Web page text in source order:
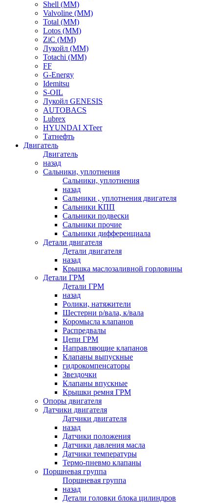
Shell (ММ)
Valvoline (ММ)
Total (ММ)
Lotos (ММ)
ZiC (ММ)
Лукойл (ММ)
Totachi (MM)
FF
G-Energy
Idemitsu
S-OIL
Лукойл GENESIS
AUTOBACS
Lubrex
HYUNDAI XTeer
Татнефть
Двигатель
Двигатель
назад
Сальники, уплотнения
Сальники, уплотнения
назад
Сальники , уплотнения двигателя
Сальники КПП
Сальники подвески
Сальники прочие
Сальники дифференциала
Детали двигателя
Детали двигателя
назад
Крышка маслозаливной горловины
Детали ГРМ
Детали ГРМ
назад
Ролики, натяжители
Шестерни р/вала, к/вала
Коромысла клапанов
Распредвалы
Цепи ГРМ
Направляющие клапанов
Клапаны выпускные
гидрокомпенсаторы
Звездочки
Клапаны впускные
Крышки ремня ГРМ
Опоры двигателя
Датчики двигателя
Датчики двигателя
назад
Датчики положения
Датчики давления масла
Датчики температуры
Термо-пневмо клапаны
Поршневая группа
Поршневая группа
назад
Детали головки блока цилиндров